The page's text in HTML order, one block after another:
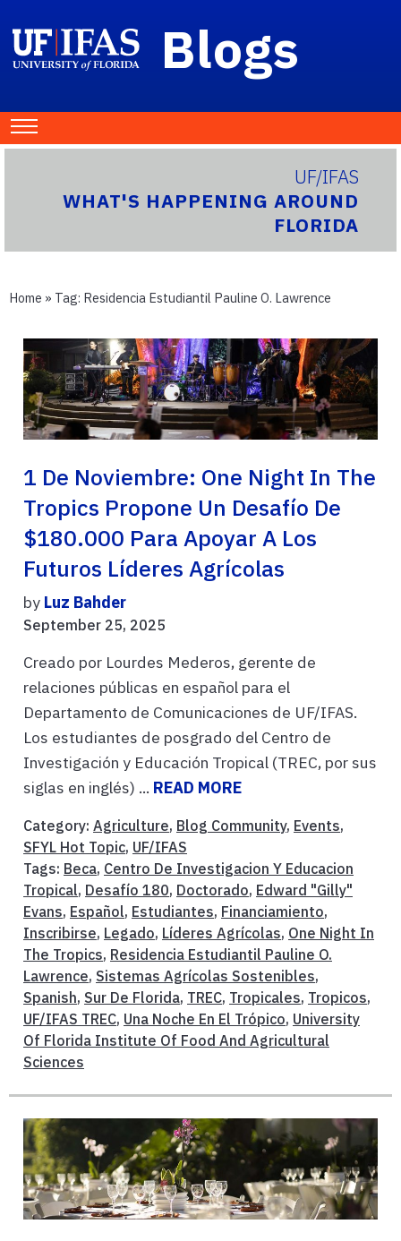
Blogs
UF/IFAS
WHAT'S HAPPENING AROUND
FLORIDA
Home » Tag: Residencia Estudiantil Pauline O. Lawrence
1 De Noviembre: One Night In The
Tropics Propone Un Desafío De
$180.000 Para Apoyar A Los
Futuros Líderes Agrícolas
by Luz Bahder
September 25, 2025
Creado por Lourdes Mederos, gerente de
relaciones públicas en español para el
Departamento de Comunicaciones de UF/IFAS.
Los estudiantes de posgrado del Centro de
Investigación y Educación Tropical (TREC, por sus
siglas en inglés) ... READ MORE
Category: Agriculture, Blog Community, Events,
SFYL Hot Topic, UF/IFAS
Tags: Beca, Centro De Investigacion Y Educacion
Tropical, Desafío 180, Doctorado, Edward "Gilly"
Evans, Español, Estudiantes, Financiamiento,
Inscribirse, Legado, Líderes Agrícolas, One Night In
The Tropics, Residencia Estudiantil Pauline O.
Lawrence, Sistemas Agrícolas Sostenibles,
Spanish, Sur De Florida, TREC, Tropicales, Tropicos,
UF/IFAS TREC, Una Noche En El Trópico, University
Of Florida Institute Of Food And Agricultural
Sciences